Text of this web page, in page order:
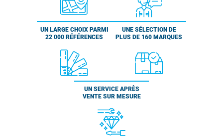
UN LARGE CHOIX PARMI
22 000 RÉFÉRENCES
UNE SÉLECTION DE
PLUS DE 160 MARQUES
UN SERVICE APRÈS
VENTE SUR MESURE